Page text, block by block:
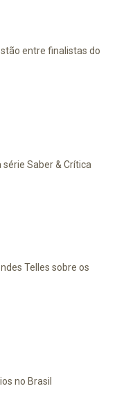
entre finalistas do
série Saber & Crítica
Telles sobre os
no Brasil